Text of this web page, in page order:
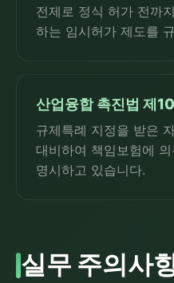
전제로 정식 허가 전까
하는 임시허가 제도를
산업융합 촉진법 제
규제특례 지정을 받은
대비하여 책임보험에
명시하고 있습니다.
실무 주의사